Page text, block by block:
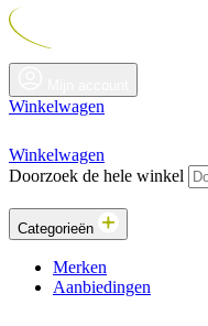
Winkelwagen
Winkelwagen
Doorzoek de hele winkel
Categorieën
Merken
Aanbiedingen